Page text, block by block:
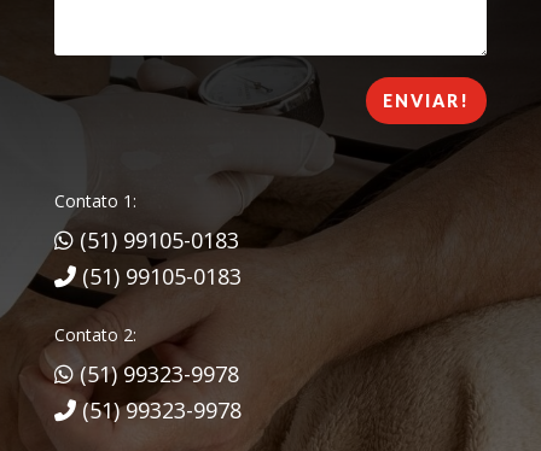
ENVIAR!
Contato 1:
(51) 99105-0183
(51) 99105-0183
Contato 2:
(51) 99323-9978
(51) 99323-9978